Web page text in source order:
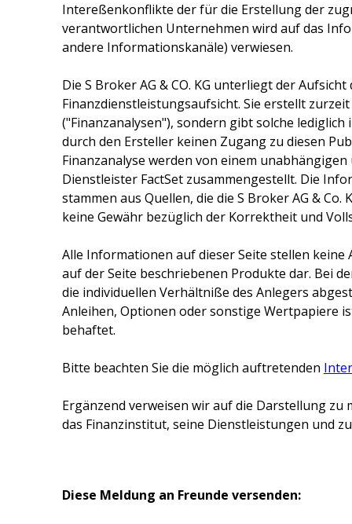
Intereßenkonflikte der für die Erstellung der
verantwortlichen Unternehmen wird auf das
andere Informationskanäle) verwiesen.
Die S Broker AG & CO. KG unterliegt der Aufsicht
Finanzdienstleistungsaufsicht. Sie erstellt
("Finanzanalysen"), sondern gibt solche
durch den Ersteller keinen Zugang zu diesen
Finanzanalyse werden von einem
Dienstleister FactSet zusammengestellt. Die
stammen aus Quellen, die die S Broker AG & Co.
keine Gewähr bezüglich der Korrektheit und
Alle Informationen auf dieser Seite stellen
auf der Seite beschriebenen Produkte dar. Bei
die individuellen Verhältniße des Anlegers
Anleihen, Optionen oder sonstige Wertpapiere
behaftet.
Bitte beachten Sie die möglich auftretenden
Ergänzend verweisen wir auf die Darstellung
das Finanzinstitut, seine Dienstleistungen und
Diese Meldung an Freunde versenden: